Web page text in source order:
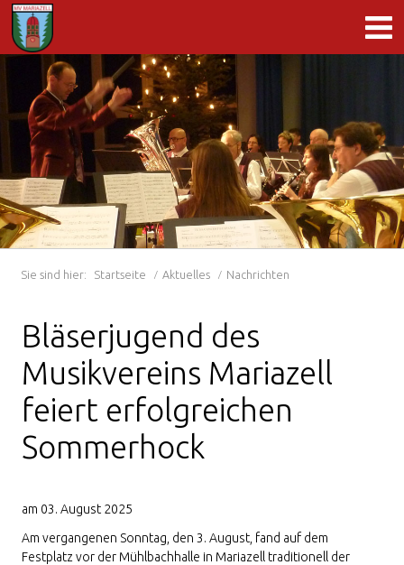
Sie sind hier: Startseite Aktuelles Nachrichten
Bläserjugend des
Musikvereins Mariazell
feiert erfolgreichen
Sommerhock
am 03. August 2025
Am vergangenen Sonntag, den 3. August, fand auf dem
Festplatz vor der Mühlbachhalle in Mariazell traditionell der